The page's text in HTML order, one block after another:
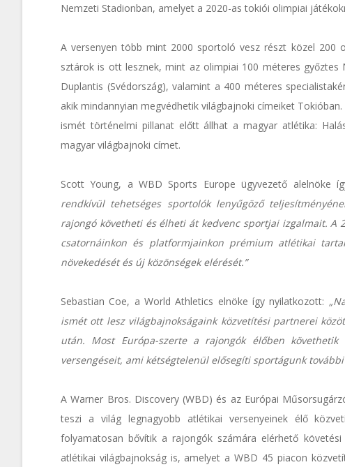
Nemzeti Stadionban, amelyet a 2020-as tokiói olimpiai
A versenyen több mint 2000 sportoló vesz részt közel 200
sztárok is ott lesznek, mint az olimpiai 100 méteres győztes
Duplantis (Svédország), valamint a 400 méteres
akik mindannyian megvédhetik világbajnoki címeiket
ismét történelmi pillanat előtt állhat a magyar atlétika:
magyar világbajnoki címet.
Scott Young, a WBD Sports Europe ügyvezető alelnöke
rendkívül tehetséges sportolók lenyűgöző
rajongó követheti és élheti át kedvenc sportjai izgalmait. A
csatornáinkon és platformjainkon prémium atlétikai
növekedését és új közönségek elérését.”
Sebastian Coe, a World Athletics elnöke így nyilatkozott:
ismét ott lesz világbajnokságaink közvetítési partnerei
után. Most Európa-szerte a rajongók élőben
versengéseit, ami kétségtelenül elősegíti sportágunk
A Warner Bros. Discovery (WBD) és az Európai
teszi a világ legnagyobb atlétikai versenyeinek élő
folyamatosan bővítik a rajongók számára elérhető
atlétikai világbajnokság is, amelyet a WBD 45 piacon